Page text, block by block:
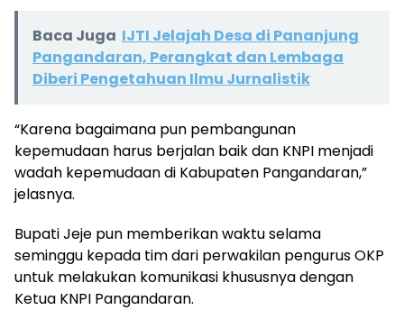
Baca Juga IJTI Jelajah Desa di Pananjung
Pangandaran, Perangkat dan Lembaga
Diberi Pengetahuan Ilmu Jurnalistik
“Karena bagaimana pun pembangunan
kepemudaan harus berjalan baik dan KNPI menjadi
wadah kepemudaan di Kabupaten Pangandaran,”
jelasnya.
Bupati Jeje pun memberikan waktu selama
seminggu kepada tim dari perwakilan pengurus OKP
untuk melakukan komunikasi khususnya dengan
Ketua KNPI Pangandaran.